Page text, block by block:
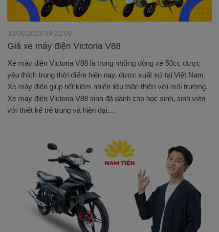
Giá xe máy điện Victoria V88
03/08/2023 09:22:09
Xe máy điện Victoria V88 là trong những dòng xe 50cc được
yêu thích trong thời điểm hiện nay, được xuất xứ tại Việt Nam.
Xe máy điện giúp tiết kiệm nhiên liệu thân thiện với môi trường.
Xe máy điện Victoria V88 sinh đã dành cho học sinh, sinh viên
với thiết kế trẻ trung và hiện đại....